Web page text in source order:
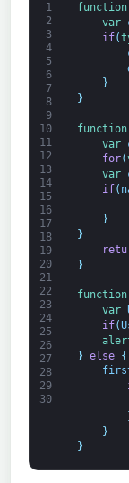
1
2
3
4
5
6
7
8
9
10
11
12
13
14
15
16
17
18
19
20
21
22
23
24
25
26
27
28
29
30
function
var
if(
}
}
function
var
for(
var
if(
}
}
}
function
var
if(
} else
{
}
}